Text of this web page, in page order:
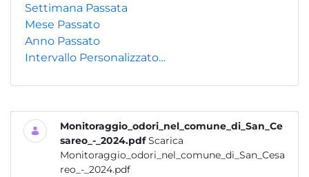
Settimana Passata
Mese Passato
Anno Passato
Intervallo Personalizzato…
Monitoraggio_odori_nel_comune_di_San_Ce
sareo_-_2024.pdf Scarica
Monitoraggio_odori_nel_comune_di_San_Cesa
reo_-_2024.pdf